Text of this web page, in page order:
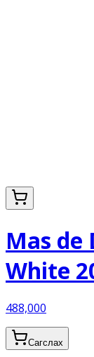
Mas de
White
488,000
Сагслах